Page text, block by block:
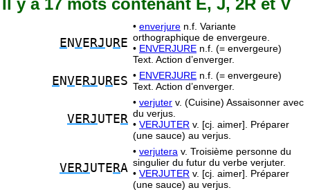
Il y a 17 mots contenant E, J, 2R et V
E NVE RJU RE
• enverjure n.f. Variante
orthographique de envergeure.
• ENVERJURE n.f. (= envergeure)
Text. Action d’enverger.
E NVE RJU RES • ENVERJURE n.f. (= envergeure)
Text. Action d’enverger.
VERJUTE R
• verjuter v. (Cuisine) Assaisonner avec
du verjus.
• VERJUTER v. [cj. aimer]. Préparer
(une sauce) au verjus.
VERJUTE RA
• verjutera v. Troisième personne du
singulier du futur du verbe verjuter.
• VERJUTER v. [cj. aimer]. Préparer
(une sauce) au verjus.